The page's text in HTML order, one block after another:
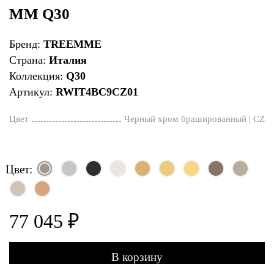
ММ Q30
Бренд: TREEMME
Страна: Италия
Коллекция: Q30
Артикул: RWIT4BC9CZ01
Цвет Черный хром брашированный | CZ
Цвет:
77 045 ₽
В корзину